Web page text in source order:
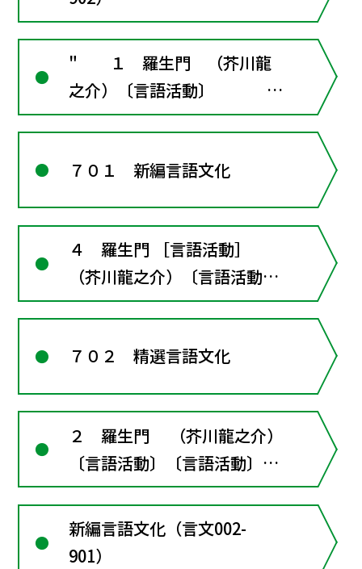
" １ 羅生門 （芥川龍
之介）〔言語活動〕
〔言語活動〕翻案作品を原作
７０１ 新編言語文化
４ 羅生門 ［言語活動］
（芥川龍之介）〔言語活動〕
元になった古典作品と読み比
７０２ 精選言語文化
２ 羅生門 （芥川龍之介）
〔言語活動〕〔言語活動〕翻
案作品を原作と読み比べる
新編言語文化（言文002-
901）